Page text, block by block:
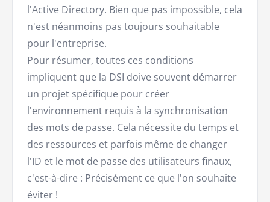
l'Active Directory. Bien que pas impossible, cela
n'est néanmoins pas toujours souhaitable
pour l'entreprise.
Pour résumer, toutes ces conditions
impliquent que la DSI doive souvent démarrer
un projet spécifique pour créer
l'environnement requis à la synchronisation
des mots de passe. Cela nécessite du temps et
des ressources et parfois même de changer
l'ID et le mot de passe des utilisateurs finaux,
c'est-à-dire : Précisément ce que l'on souhaite
éviter !